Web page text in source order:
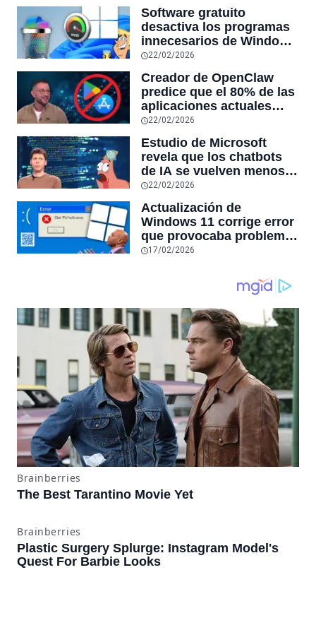
Software gratuito
desactiva los programas
innecesarios de Windows
11 y optimiza el PC,
RAM y mucho más
22/02/2026
Creador de OpenClaw
predice que el 80% de las
aplicaciones actuales
desaparecerán en el
las aplicaciones con
sensores únicos o
conexiones especiales a
hardware
22/02/2026
Estudio de Microsoft
revela que los chatbots
de IA se vuelven menos
confiables mientras más
tiempo hablas con ellos:
la falta de confiabilidad
sube un 112%
22/02/2026
Actualización de
Windows 11 corrige error
que provocaba problemas
al jugar en PC: los
producían desde 2023
17/02/2026